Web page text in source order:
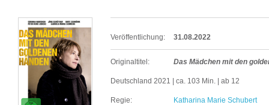
Veröffentlichung: 31.08.2022
Originaltitel: Das Mädchen mit den
Deutschland 2021 | ca. 103 Min. | ab 12
Regie:
Katharina Marie Schubert